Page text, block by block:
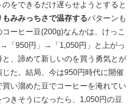
のをできるだけ遅らせようとすると
みみっちさで温存するパターンも
ーヒー豆(200g)なんかは、けっこ
→「950円」→「1,050円」と上がっ
、諦めて新しいのを買う勇気とが
た。結局、今は950円時代に開催
い溜めた豆でコーヒーを淹れてい
きそうになったら、1,050円の豆